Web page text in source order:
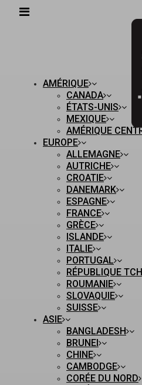
AMÉRIQUE
CANADA
ÉTATS-UNIS
MEXIQUE
AMÉRIQUE
EUROPE
ALLEMAGNE
AUTRICHE
CROATIE
DANEMARK
ESPAGNE
FRANCE
GRÈCE
ISLANDE
ITALIE
PORTUGAL
RÉPUBLIQUE
ROUMANIE
SLOVAQUIE
SUISSE
ASIE
BANGLADESH
BRUNEI
CHINE
CAMBODGE
CORÉE DU NORD